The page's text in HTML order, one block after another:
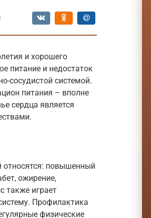
и хорошего
питание и недостаток
сосудистой системой.
питания – вполне
сердца является
относятся: повышенный
ожирение,
также играет
Профилактика
физические